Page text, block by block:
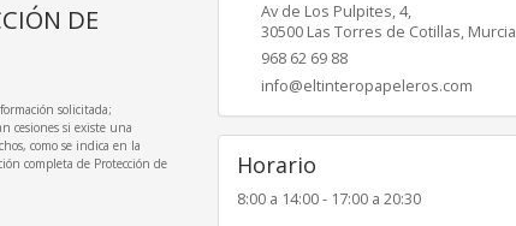
DE
solicitada;
cesiones si existe una
como se indica en la
completa de Protección de
Av de Los Pulpites, 4,
30500 Las Torres de Cotillas, Murcia
968 62 69 88
info@eltinteropapeleros.com
Horario
8:00 a 14:00 - 17:00 a 20:30